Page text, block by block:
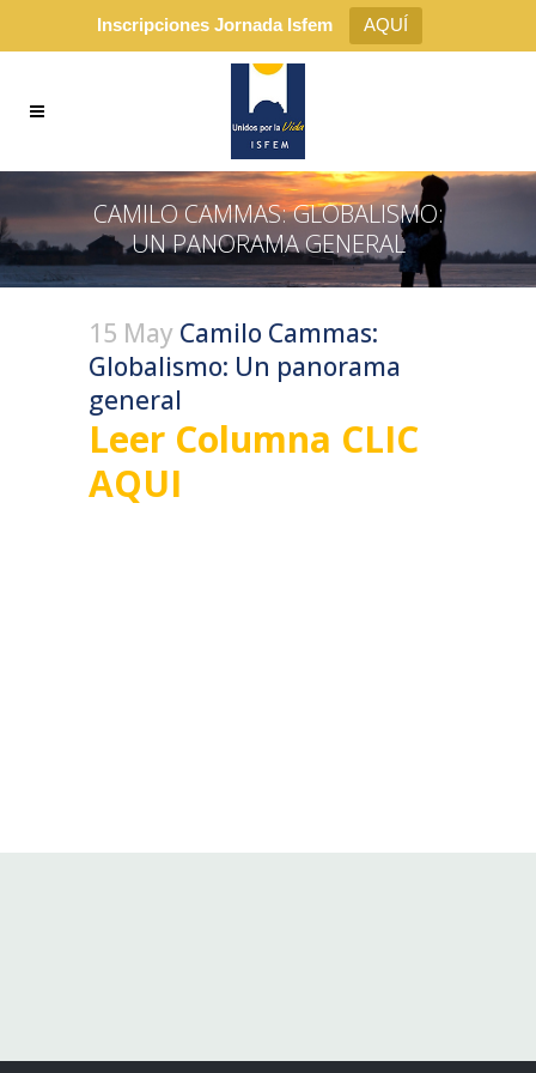
Inscripciones Jornada Isfem AQUÍ
CAMILO CAMMAS: GLOBALISMO:
UN PANORAMA GENERAL
15 May Camilo Cammas:
Globalismo: Un panorama
general
Leer Columna CLIC
AQUI